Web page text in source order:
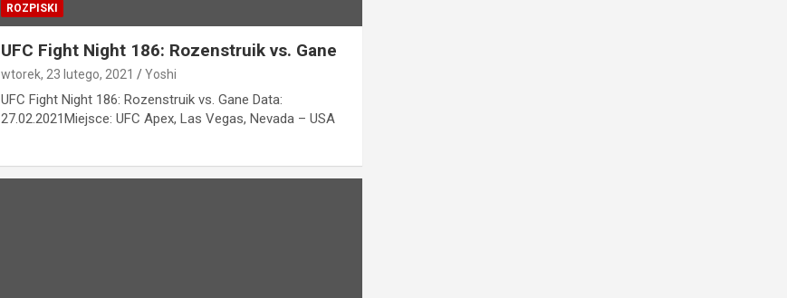
ROZPISKI
UFC Fight Night 186: Rozenstruik vs. Gane
wtorek, 23 lutego, 2021 Yoshi
UFC Fight Night 186: Rozenstruik vs. Gane Data:
27.02.2021Miejsce: UFC Apex, Las Vegas, Nevada – USA